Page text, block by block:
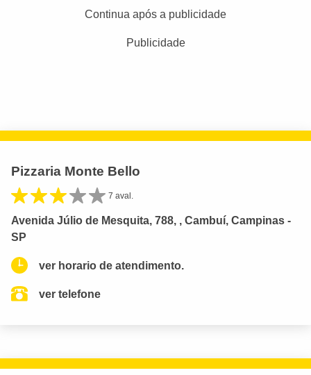
Continua após a publicidade
Publicidade
Pizzaria Monte Bello
7 aval.
Avenida Júlio de Mesquita, 788, , Cambuí, Campinas -
SP
ver horario de atendimento.
ver telefone